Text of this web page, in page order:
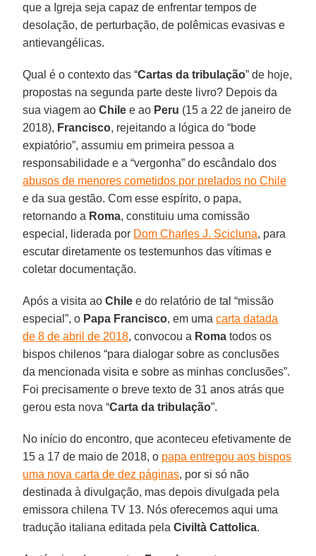
que a Igreja seja capaz de enfrentar tempos de
desolação, de perturbação, de polêmicas evasivas e
antievangélicas.
Qual é o contexto das “Cartas da tribulação” de hoje,
propostas na segunda parte deste livro? Depois da
sua viagem aoChile e ao Peru (15 a 22 de janeiro de
2018), Francisco, rejeitando a lógica do “bode
expiatório”, assumiu em primeira pessoa a
responsabilidade e a “vergonha” do escândalo dos
abusos de menores cometidos por prelados no Chile
e da sua gestão. Com esse espírito, o papa,
retornando a Roma, constituiu uma comissão
especial, liderada por Dom Charles J. Scicluna, para
escutar diretamente os testemunhos das vítimas e
coletar documentação.
Após a visita aoChile e do relatório de tal “missão
especial”, o Papa Francisco, em umacarta datada
de 8 de abril de 2018, convocou a Roma todos os
bispos chilenos “para dialogar sobre as conclusões
da mencionada visita e sobre as minhas conclusões”.
Foi precisamente o breve texto de 31 anos atrás que
gerou esta nova “Carta da tribulação”.
No início do encontro, que aconteceu efetivamente de
15 a 17 de maio de 2018, o papa entregou aos bispos
uma nova carta de dez páginas, por si só não
destinada à divulgação, mas depois divulgada pela
emissora chilena TV 13. Nós oferecemos aqui uma
tradução italiana editada pelaCiviltà Cattolica.